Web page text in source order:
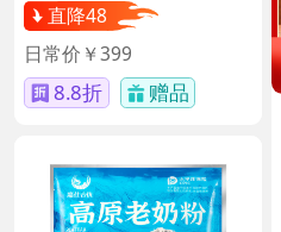
直降48
日常价￥399
8.8折 赠品